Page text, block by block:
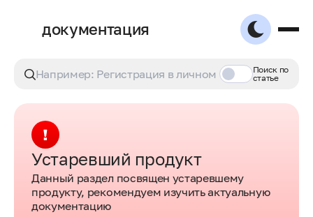
документация
Поиск по
статье
Устаревший продукт
Данный раздел посвящен устаревшему
продукту, рекомендуем изучить актуальную
документацию